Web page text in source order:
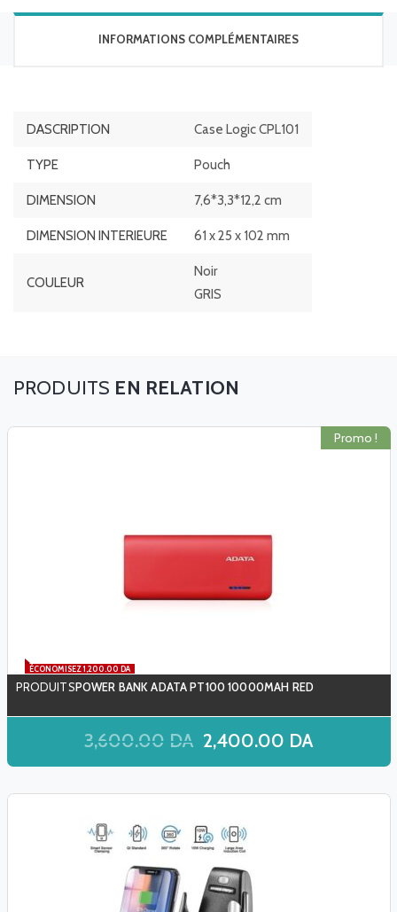
INFORMATIONS COMPLÉMENTAIRES
DASCRIPTION Case Logic CPL101
TYPE Pouch
DIMENSION 7,6*3,3*12,2 cm
DIMENSION INTERIEURE 61 x 25 x 102 mm
COULEUR
Noir
GRIS
EN RELATION
ÉCONOMISEZ 1,200.00 DA
Promo !
POWER BANK ADATA PT100 10000MAH RED
3,600.00 DA 2,400.00 DA